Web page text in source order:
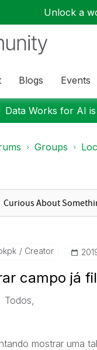
Unlock a
Blogs Events
Data Works for AI
Groups
Creator
campo já
Todos,
mostrar uma